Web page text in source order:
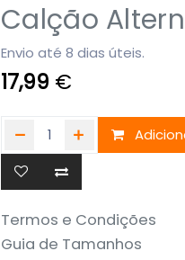
Calção
Envio até 8 dias úteis.
17,99 €
Termos e Condições
Guia de Tamanhos